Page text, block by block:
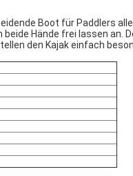
Boot für Paddlers
Hände frei lassen an.
den Kajak einfach